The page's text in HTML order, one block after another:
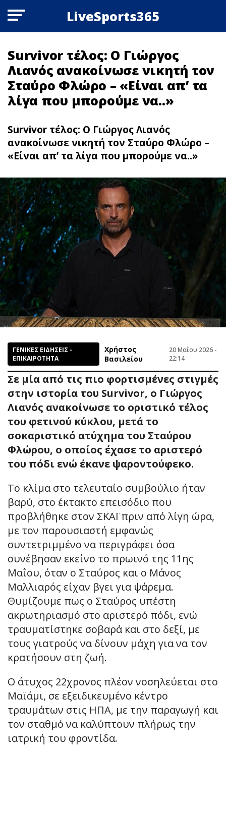
LiveSports365
Survivor τέλος: Ο Γιώργος
Λιανός ανακοίνωσε νικητή τον
Σταύρο Φλώρο – «Είναι απ’ τα
λίγα που μπορούμε να..»
Survivor τέλος: Ο Γιώργος Λιανός
ανακοίνωσε νικητή τον Σταύρο Φλώρο –
«Είναι απ’ τα λίγα που μπορούμε να..»
ΓΕΝΙΚΕΣ ΕΙΔΗΣΕΙΣ -
ΕΠΙΚΑΙΡΟΤΗΤΑ
Χρήστος
Βασιλείου
20 Μαΐου 2026 -
22:14
Σε μία από τις πιο φορτισμένες στιγμές
στην ιστορία του Survivor, ο Γιώργος
Λιανός ανακοίνωσε το οριστικό τέλος
του φετινού κύκλου, μετά το
σοκαριστικό ατύχημα του Σταύρου
Φλώρου, ο οποίος έχασε το αριστερό
του πόδι ενώ έκανε ψαροντούφεκο.
Το κλίμα στο τελευταίο συμβούλιο ήταν
βαρύ, στο έκτακτο επεισόδιο που
προβλήθηκε στον ΣΚΑΪ πριν από λίγη ώρα,
με τον παρουσιαστή εμφανώς
συντετριμμένο να περιγράφει όσα
συνέβησαν εκείνο το πρωινό της 11ης
Μαΐου, όταν ο Σταύρος και ο Μάνος
Μαλλιαρός είχαν βγει για ψάρεμα.
Θυμίζουμε πως ο Σταύρος υπέστη
ακρωτηριασμό στο αριστερό πόδι, ενώ
τραυματίστηκε σοβαρά και στο δεξί, με
τους γιατρούς να δίνουν μάχη για να τον
κρατήσουν στη ζωή.
Ο άτυχος 22χρονος πλέον νοσηλεύεται στο
Μαϊάμι, σε εξειδικευμένο κέντρο
τραυμάτων στις ΗΠΑ, με την παραγωγή και
τον σταθμό να καλύπτουν πλήρως την
ιατρική του φροντίδα.